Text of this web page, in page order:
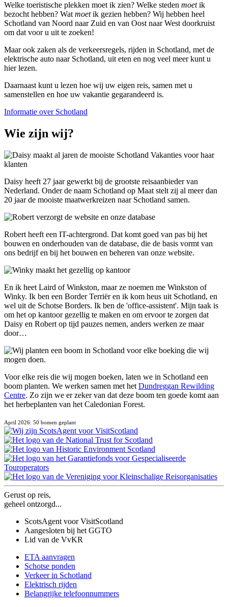
Welke toeristische plekken moet ik zien? Welke steden moetik
bezocht hebben? Watmoetik gezien hebben? Wij hebben heel
Schotland van Noord naar Zuid en van Oost naar West doorkruist
om dat voor u uit te zoeken!
Maar ook zaken als de verkeersregels, rijden in Schotland, met de
elektrische auto naar Schotland, uit eten en nog veel meer kunt u
hier lezen.
Daarnaast kunt u lezen hoe wij uw eigen reis, samen met u
samenstellen en hoe uw vakantie gegarandeerd is.
Informatie over Schotland
Wie zijn wij?
Daisy heeft 27 jaar gewerkt bij de grootste reisaanbieder van
Nederland. Onder de naam Schotland op Maat stelt zij al meer dan
20 jaar de mooiste maatwerkreizen naar Schotland samen.
Robert heeft een IT-achtergrond. Dat komt goed van pas bij het
bouwen en onderhouden van de database, die de basis vormt van
ons bedrijf en bij het bouwen en beheren van onze website.
En ik heet Laird of Winkston, maar ze noemen me Winkston of
Winky. Ik ben een Border Terriër en ik kom heus uit Schotland, en
wel uit de Schotse Borders. Ik ben de 'office-assistent'. Mijn taak is
om het op kantoor gezellig te maken en om ervoor te zorgen dat
Daisy en Robert op tijd pauzes nemen, anders werken ze maar
door…
Voor elke reis die wij mogen boeken, laten we in Schotland een
boom planten. We werken samen met het Dundreggan Rewilding
Centre. Zo zijn we er zeker van dat deze boom ten goede komt aan
het herbeplanten van het Caledonian Forest.
April 2026: 50 bomen geplant
Gerust op reis,
geheel ontzorgd...
ScotsAgent voor VisitScotland
Aangesloten bij het GGTO
Lid van de VvKR
ETA aanvragen
Schotse ponden
Verkeer in Schotland
Elektrisch rijden
Belangrijke telefoonnummers